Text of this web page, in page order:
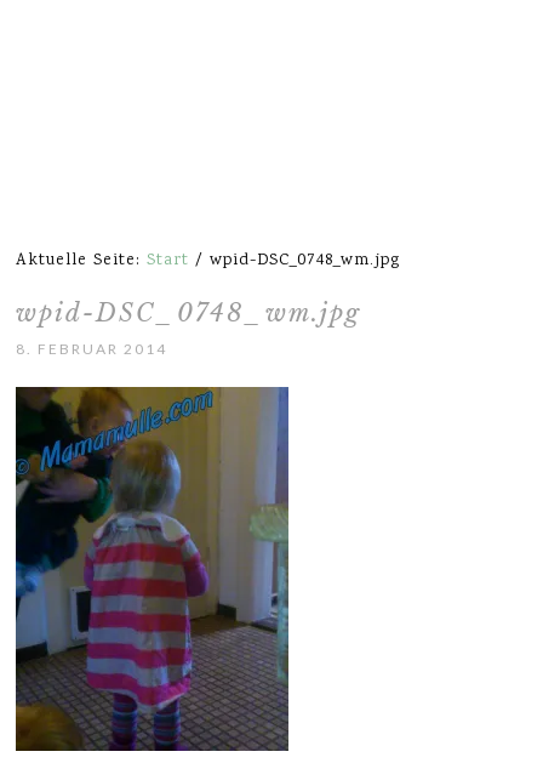
Aktuelle Seite:Start / wpid-DSC_0748_wm.jpg
wpid-DSC_0748_wm.jpg
8. FEBRUAR 2014